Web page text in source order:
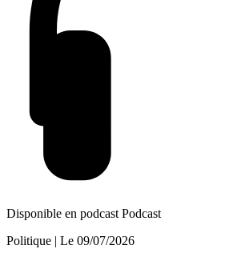
Disponible en podcast Podcast
Politique | Le 09/07/2026